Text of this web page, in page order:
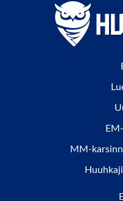
MM-